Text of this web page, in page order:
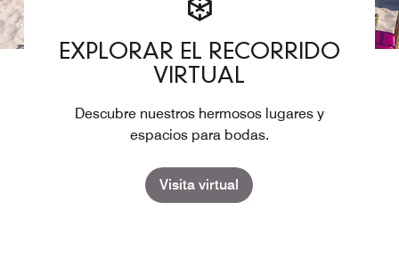
EXPLORAR EL RECORRIDO
VIRTUAL
Descubre nuestros hermosos lugares y
espacios para bodas.
Visita virtual